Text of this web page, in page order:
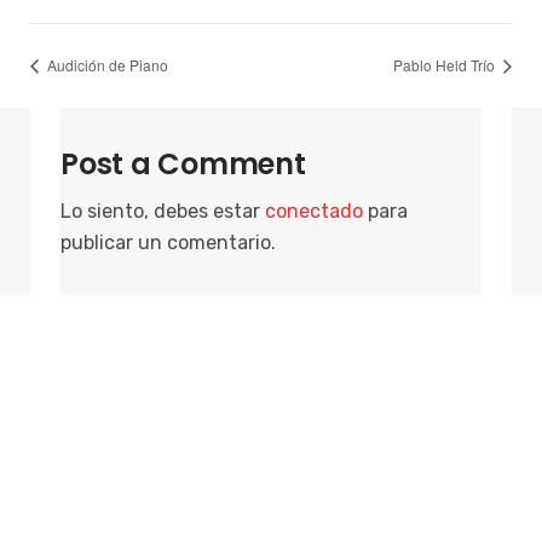
Audición de Piano Pablo Held Trío
Post a Comment
Lo siento, debes estar conectado para
publicar un comentario.